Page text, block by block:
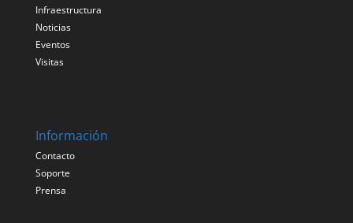
Infraestructura
Noticias
Eventos
Visitas
Información
Contacto
Soporte
Prensa